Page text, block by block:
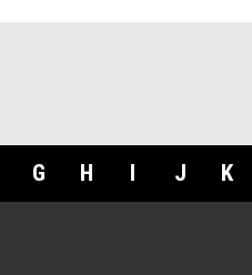
G H J K